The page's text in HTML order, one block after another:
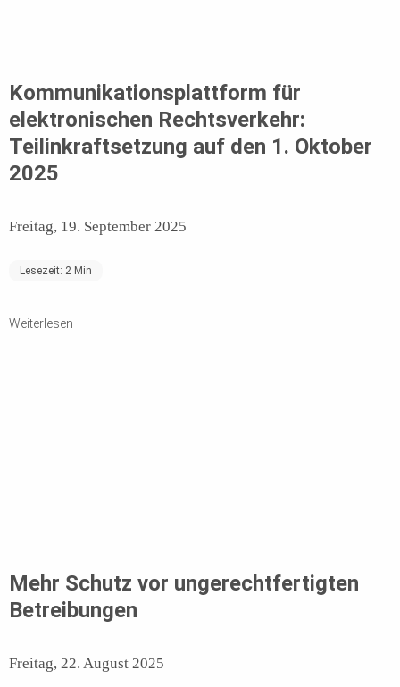
Kommunikationsplattform für
elektronischen Rechtsverkehr:
Teilinkraftsetzung auf den 1. Oktober
2025
Freitag, 19. September 2025
Lesezeit: 2 Min
Weiterlesen
Mehr Schutz vor ungerechtfertigten
Betreibungen
Freitag, 22. August 2025